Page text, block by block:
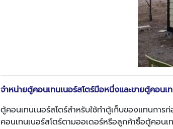
จำหน่ายตู้คอนเทนเนอร์สโตร์มือหนึ่งและขายตู้คอนเ
ตู้คอนเทนเนอร์สโตร์สำหรับใช้ทำตู้เก็บของแทนกา
คอนเทนเนอร์สโตร์ตามออเดอร์หรือลูกค้าซื้อตู้คอนเ